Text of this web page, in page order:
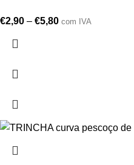
€2,90 – €5,80 com IVA